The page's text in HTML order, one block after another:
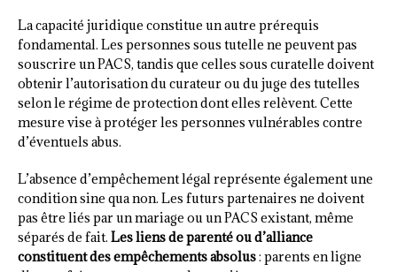
La capacité juridique constitue un autre prérequis
fondamental. Les personnes sous tutelle ne peuvent pas
souscrire un PACS, tandis que celles sous curatelle doivent
obtenir l’autorisation du curateur ou du juge des tutelles
selon le régime de protection dont elles relèvent. Cette
mesure vise à protéger les personnes vulnérables contre
d’éventuels abus.
L’absence d’empêchement légal représente également une
condition sine qua non. Les futurs partenaires ne doivent
pas être liés par un mariage ou un PACS existant, même
séparés de fait. Les liens de parenté ou d’alliance
constituent des empêchements absolus: parents en ligne